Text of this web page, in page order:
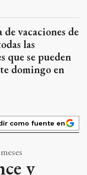
vacaciones de
las
que se pueden
domingo en
como fuente en
y